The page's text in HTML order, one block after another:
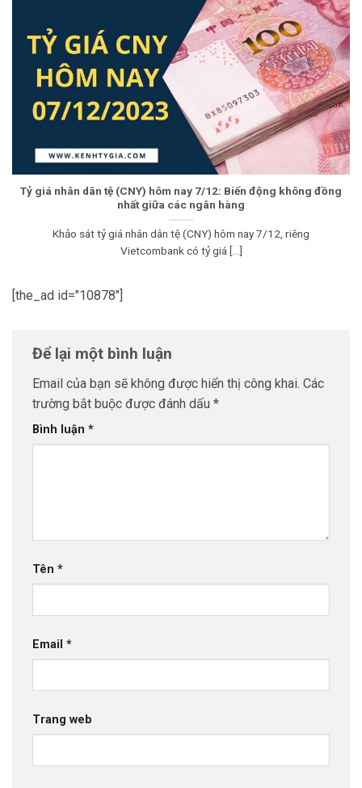
Tỷ giá nhân dân tệ (CNY) hôm nay 7/12: Biến động không đồng
nhất giữa các ngân hàng
Khảo sát tỷ giá nhân dân tệ (CNY) hôm nay 7/12, riêng
Vietcombank có tỷ giá [...]
[the_ad id="10878"]
Để lại một bình luận
Email của bạn sẽ không được hiển thị công khai. Các
trường bắt buộc được đánh dấu *
Bình luận *
Tên *
Email *
Trang web